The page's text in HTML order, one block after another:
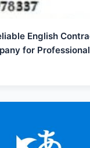
English
for